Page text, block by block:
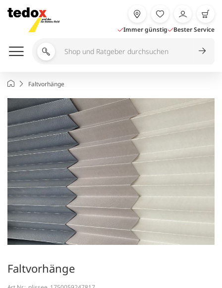
Inhalt
springen
Immer günstig Bester Service
Shop
durchsuchen
StartseiteFaltvorhänge
Faltvorhänge